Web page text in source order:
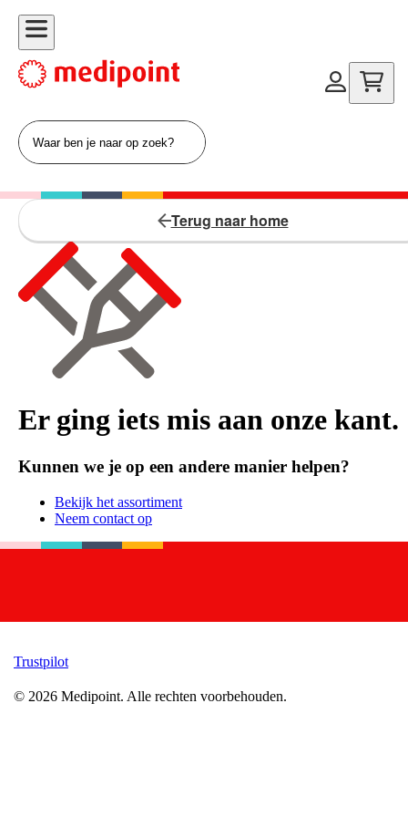
Terug naar home
Er ging iets mis aan onze kant.
Kunnen we je op een andere manier helpen?
Bekijk het assortiment
Neem contact op
Trustpilot
© 2026 Medipoint. Alle rechten voorbehouden.